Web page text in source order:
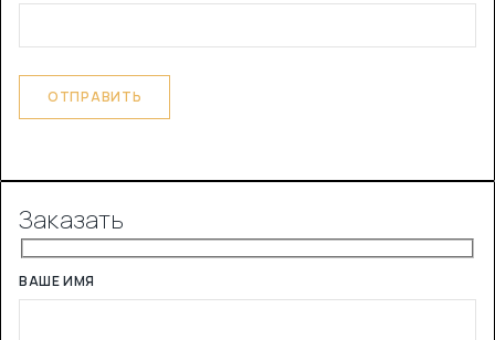
Заказать
ВАШЕ ИМЯ